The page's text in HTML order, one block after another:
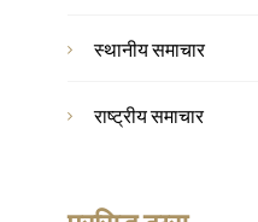
स्थानीय समाचार
राष्ट्रीय समाचार